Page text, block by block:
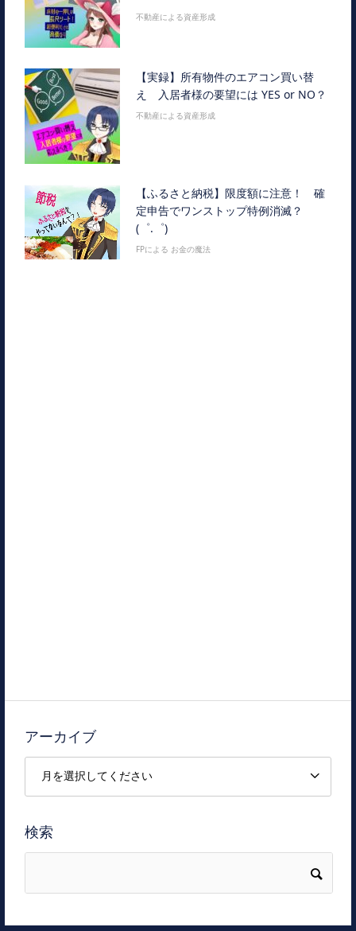
不動産による資産形成
【実録】所有物件のエアコン買い替
え 入居者様の要望には YES or NO？
不動産による資産形成
【ふるさと納税】限度額に注意！ 確
定申告でワンストップ特例消滅？
(゜.゜)
FPによる お金の魔法
アーカイブ
検索